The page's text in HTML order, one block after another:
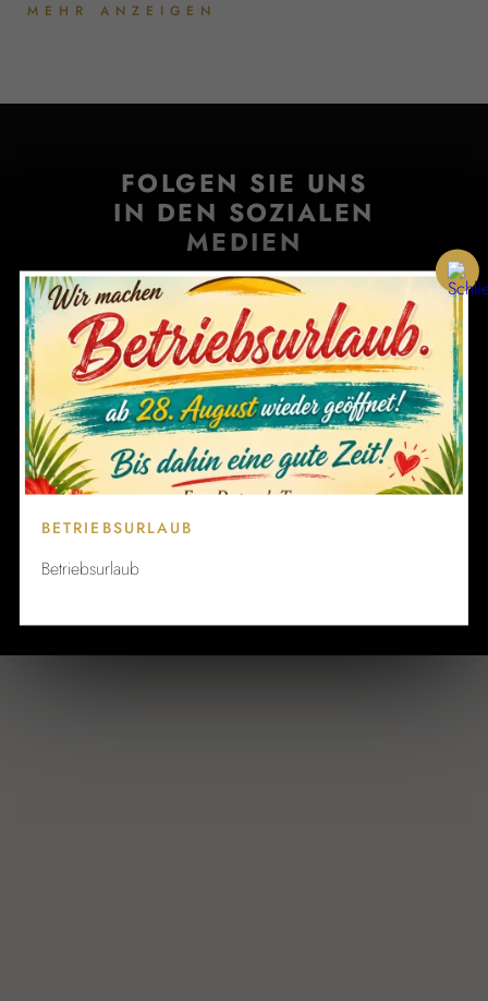
MEHR ANZEIGEN
FOLGEN SIE UNS
IN DEN SOZIALEN
MEDIEN
ABONNIEREN SIE
UNSEREN GRATIS-
NEWSLETTER
BETRIEBSURLAUB
Betriebsurlaub